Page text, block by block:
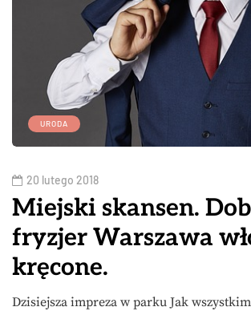
URODA
20 lutego 2018
Miejski skansen.
fryzjer Warszawa
kręcone.
Dzisiejsza impreza w parku Jak